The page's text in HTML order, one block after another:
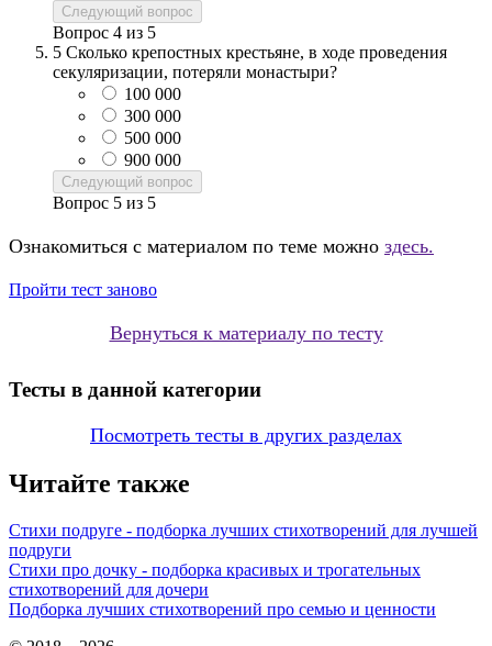
Следующий вопрос
Вопрос 4 из 5
5 Сколько крепостных крестьяне, в ходе проведения
секуляризации, потеряли монастыри?
100 000
300 000
500 000
900 000
Следующий вопрос
Вопрос 5 из 5
Ознакомиться с материалом по теме можно здесь.
Пройти тест заново
Вернуться к материалу по тесту
Тесты в данной категории
Посмотреть тесты в других разделах
Читайте также
Стихи подруге - подборка лучших стихотворений для лучшей
подруги
Стихи про дочку - подборка красивых и трогательных
стихотворений для дочери
Подборка лучших стихотворений про семью и ценности